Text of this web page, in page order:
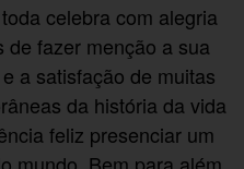
celebra com alegria
de fazer menção a sua
a satisfação de muitas
da história da vida
feliz presenciar um